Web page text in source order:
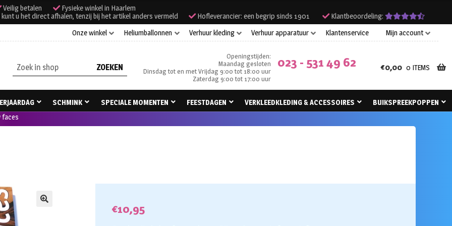
Veilig betalen
Fysieke winkel in Haarlem
u het direct afhalen, tenzij bij het artikel anders vermeld
Hofleverancier: een begrip sinds 1901
Klantbeoordeling:
Onze winkel
Heliumballonnen Verhuur kleding Verhuur apparatuur Klantenservice Mijn account
Zoeken
naar:
Openingstijden:
Maandag gesloten
Dinsdag tot en met Vrijdag 9:00 tot 18:00 uur
Zaterdag 9:00 tot 17:00 uur
023 - 531 49 62 €0,00 0 ITEMS
SCHMINK SPECIALE MOMENTEN FEESTDAGEN VERKLEEDKLEDING & ACCESSOIRES
BUIKSPREEKPOPPEN
faces
€10,95